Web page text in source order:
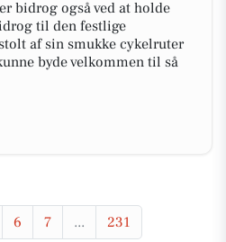
bidrog også ved at holde
til den festlige
af sin smukke cykelruter
byde velkommen til så
6 7 ... 231